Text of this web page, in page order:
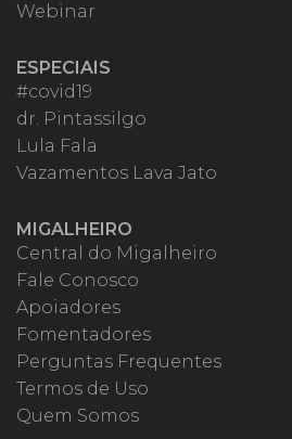
Webinar
ESPECIAIS
#covid19
dr. Pintassilgo
Lula Fala
Vazamentos Lava Jato
MIGALHEIRO
Central do Migalheiro
Fale Conosco
Apoiadores
Fomentadores
Perguntas Frequentes
Termos de Uso
Quem Somos